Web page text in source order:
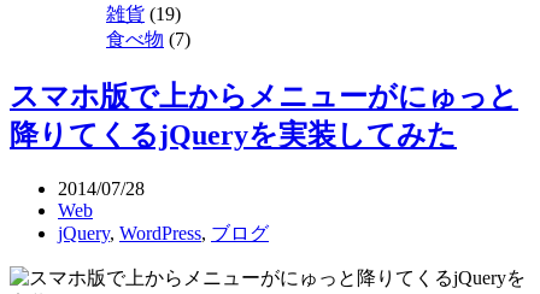
雑貨 (19)
食べ物 (7)
スマホ版で上からメニューがにゅっと
降りてくるjQueryを実装してみた
2014/07/28
Web
jQuery, WordPress, ブログ